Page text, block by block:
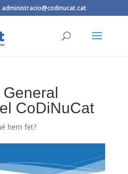
administracio@codinucat.cat
CoDiNuCat
hem fet?